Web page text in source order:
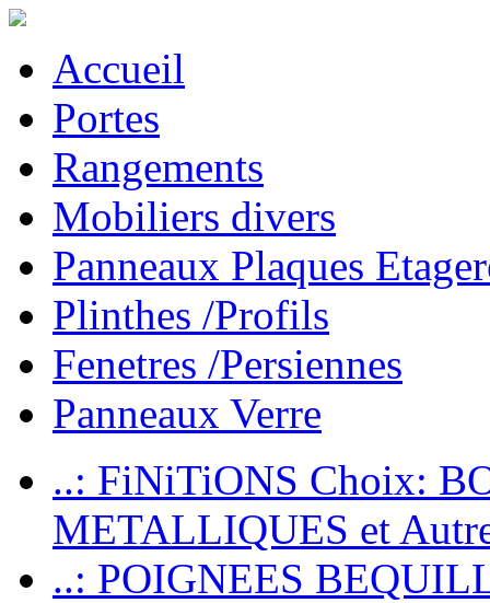
Accueil
Portes
Rangements
Mobiliers divers
Panneaux Plaques
Plinthes /Profils
Fenetres /Persiennes
Panneaux Verre
..: FiNiTiONS Choix:
METALLIQUES et
..: POIGNEES